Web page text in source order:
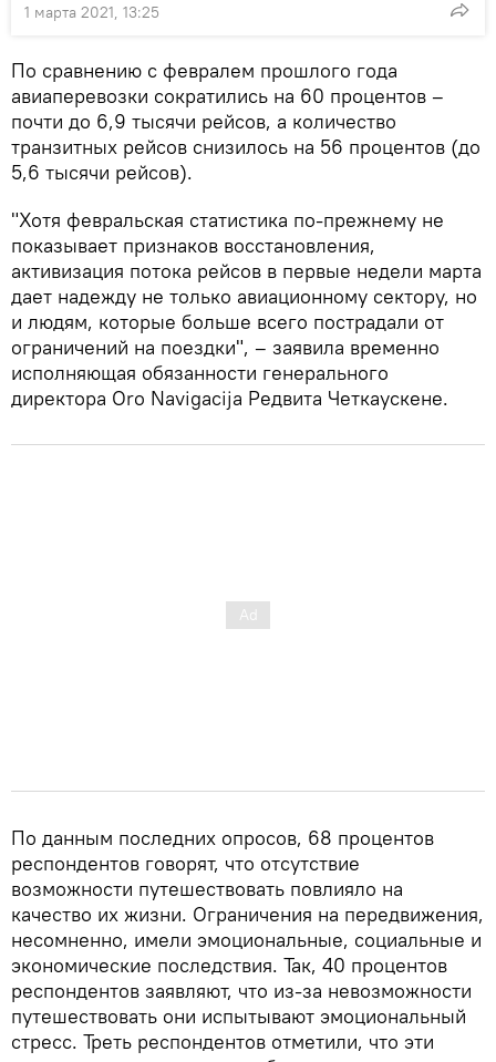
1 марта 2021, 13:25
По сравнению с февралем прошлого года
авиаперевозки сократились на 60 процентов –
почти до 6,9 тысячи рейсов, а количество
транзитных рейсов снизилось на 56 процентов (до
5,6 тысячи рейсов).
"Хотя февральская статистика по-прежнему не
показывает признаков восстановления,
активизация потока рейсов в первые недели марта
дает надежду не только авиационному сектору, но
и людям, которые больше всего пострадали от
ограничений на поездки", – заявила временно
исполняющая обязанности генерального
директора Oro Navigacija Редвита Четкаускене.
По данным последних опросов, 68 процентов
респондентов говорят, что отсутствие
возможности путешествовать повлияло на
качество их жизни. Ограничения на передвижения,
несомненно, имели эмоциональные, социальные и
экономические последствия. Так, 40 процентов
респондентов заявляют, что из-за невозможности
путешествовать они испытывают эмоциональный
стресс. Треть респондентов отметили, что эти